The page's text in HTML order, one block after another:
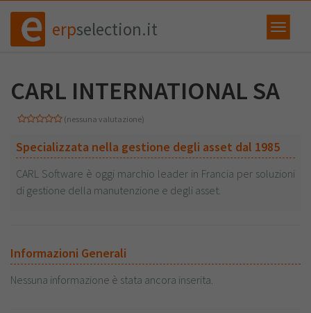
erpselection.it
CARL INTERNATIONAL SA
(nessuna valutazione)
Specializzata nella gestione degli asset dal 1985
CARL Software è oggi marchio leader in Francia per soluzioni
di gestione della manutenzione e degli asset.
Informazioni Generali
Nessuna informazione è stata ancora inserita.